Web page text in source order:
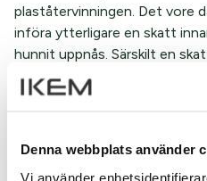
Denna webbplats använder
Vi använder
plaståtervinningen. Det vore
införa ytterligare en skatt
hunnit uppnås. Särskilt en
kritiserade plastpåseskatten,
differentieras beroende på
Det är dock ett faktum att vi